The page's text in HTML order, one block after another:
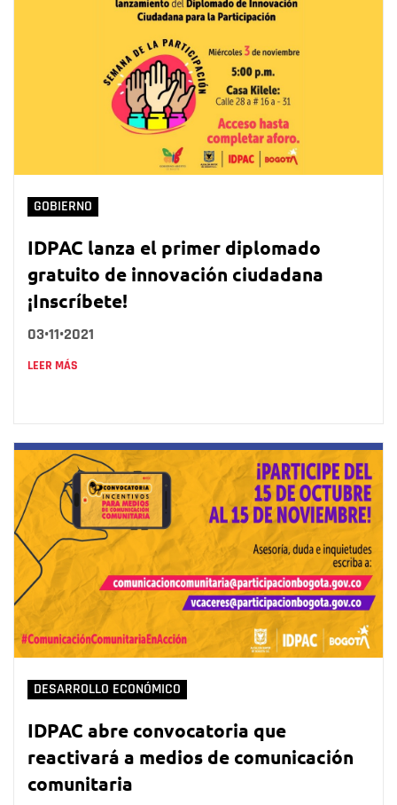
GOBIERNO
IDPAC lanza el primer diplomado
gratuito de innovación ciudadana
¡Inscríbete!
03•11•2021
LEER MÁS
DESARROLLO ECONÓMICO
IDPAC abre convocatoria que
reactivará a medios de comunicación
comunitaria